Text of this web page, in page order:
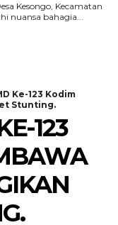
Kesongo, Kecamatan
nuansa bahagia...